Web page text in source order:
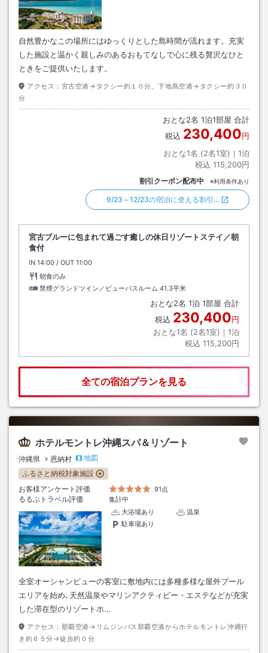
自然豊かなこの場所にはゆっくりとした島時間が流れます。充実
した施設と温かく親しみのあるおもてなしで心に残る贅沢なひと
ときをご提供いたします。
アクセス： 宮古空港→タクシー約１０分、下地島空港→タクシー約３０
分
おとな2名 1泊1部屋 合計
税込 230,400円
おとな1名 (2名1室)｜ 1泊
税込 115,200円
割引クーポン配布中 ※利用条件あり
9/23～12/23の宿泊に使える割引…
宮古ブルーに包まれて過ごす癒しの休日リゾートステイ／朝
食付
IN チェックイン
14:00 / OUT チェックアウト
11:00
朝食のみ
禁煙グランドツイン／ビューバスルーム 41.3平米
おとな2名 1泊 1部屋 合計
税込 230,400円
おとな1名 (2名1室)｜ 1泊
税込 115,200円
全ての宿泊プランを見る
ホテルモントレ沖縄スパ＆リゾート
沖縄県 恩納村
地図
ふるさと納税対象施設
お客様アンケート評価
91点
るるぶトラベル評価
集計中
大浴場あり
温泉
駐車場あり
全室オーシャンビューの客室に敷地内には多種多様な屋外プール
エリアを始め､天然温泉やマリンアクティビー・エステなどが充実
した滞在型のリゾートホ…
アクセス： 那覇空港→リムジンバス那覇空港からホテルモントレ沖縄行
き約６５分→徒歩約０分